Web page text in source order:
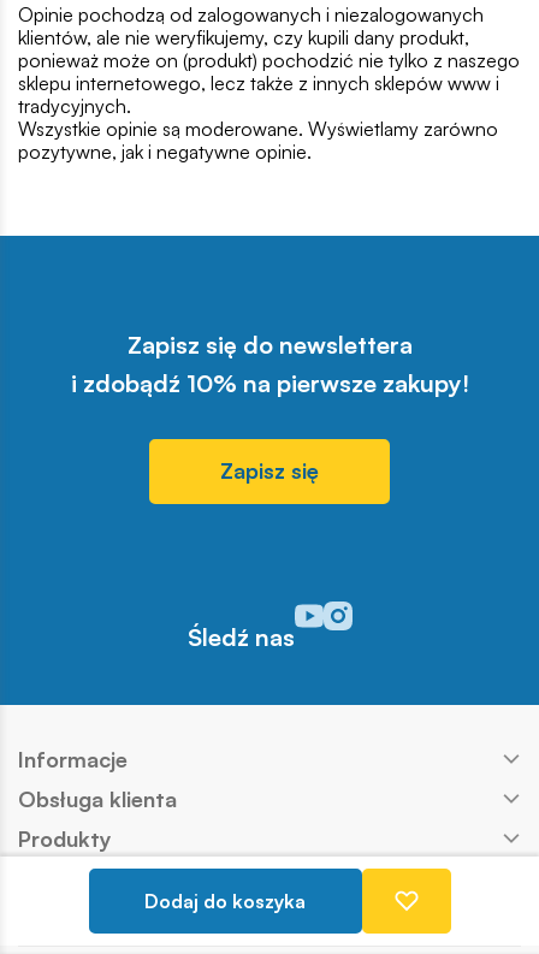
Dodaj do koszyka
Opinie pochodzą od zalogowanych i niezalogowanych
klientów, ale nie weryfikujemy, czy kupili dany produkt,
ponieważ może on (produkt) pochodzić nie tylko z naszego
sklepu internetowego, lecz także z innych sklepów www i
tradycyjnych.
Wszystkie opinie są moderowane. Wyświetlamy zarówno
pozytywne, jak i negatywne opinie.
Zapisz się do newslettera
i zdobądź 10% na pierwsze zakupy!
Zapisz się
Śledź nas
Odwiedź nasz profil w
Odwiedź nasz profil w
Informacje
Obsługa klienta
Produkty
Kontakt